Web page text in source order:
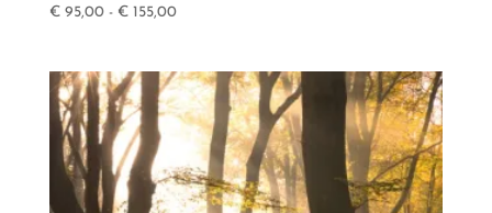
€95,00 - €155,00Prijsklasse:
€ 155,00